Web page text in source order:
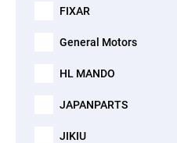
FIXAR
General Motors
HL MANDO
JAPANPARTS
JIKIU